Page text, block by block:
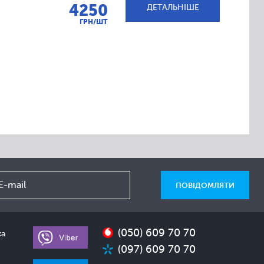
4250
ГРН/ШТ
ДЕТАЛЬНІШЕ
(050) 609 70 70
(097) 609 70 70